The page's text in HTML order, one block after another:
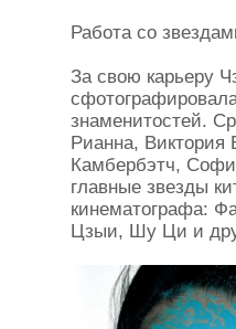
Работа со
За свою карьеру
знаменитостей.
Рианна, Виктория
Камбербэтч,
главные звезды
кинематографа:
Цзыи, Шу Ци и